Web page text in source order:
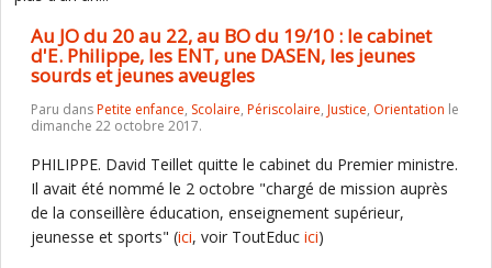
Au JO du 20 au 22, au BO du 19/10 : le cabinet
d'E. Philippe, les ENT, une DASEN, les jeunes
sourds et jeunes aveugles
Paru dansPetite enfance, Scolaire, Périscolaire, Justice, Orientation le
dimanche 22 octobre 2017.
PHILIPPE. David Teillet quitte le cabinet du Premier ministre.
Il avait été nommé le 2 octobre "chargé de mission auprès
de la conseillère éducation, enseignement supérieur,
jeunesse et sports" (ici, voir ToutEduc ici)